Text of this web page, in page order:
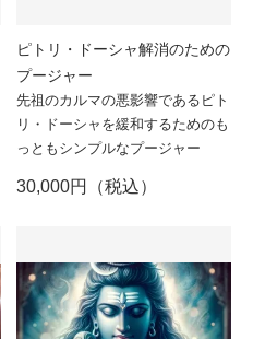
ピトリ・ドーシャ解消のための
プージャー
先祖のカルマの悪影響であるピト
リ・ドーシャを緩和するためのも
っともシンプルなプージャー
30,000円（税込）